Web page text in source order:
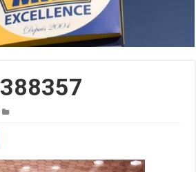
388357